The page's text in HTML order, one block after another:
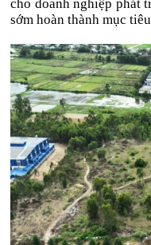
cho doanh nghiệp phát
sớm hoàn thành mục